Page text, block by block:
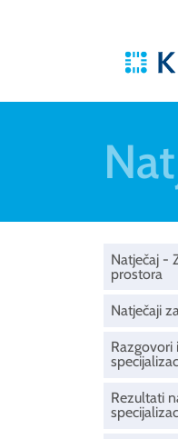
Natječaj -
prostora
Natječaji
Razgovori
Rezultati